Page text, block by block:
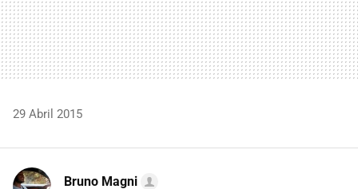
29 Abril 2015
Bruno Magni